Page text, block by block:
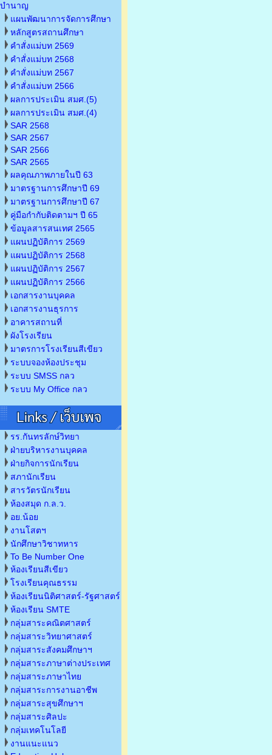
บำนาญ
แผนพัฒนาการจัดการศึกษา
หลักสูตรสถานศึกษา
คำสั่งแม่บท 2569
คำสั่งแม่บท 2568
คำสั่งแม่บท 2567
คำสั่งแม่บท 2566
ผลการประเมิน สมศ.(5)
ผลการประเมิน สมศ.(4)
SAR 2568
SAR 2567
SAR 2566
SAR 2565
ผลคุณภาพภายในปี 63
มาตรฐานการศึกษาปี 69
มาตรฐานการศึกษาปี 67
คู่มือกำกับติดตามฯ ปี 65
ข้อมูลสารสนเทศ 2565
แผนปฏิบัติการ 2569
แผนปฏิบัติการ 2568
แผนปฏิบัติการ 2567
แผนปฏิบัติการ 2566
เอกสารงานบุคคล
เอกสารงานธุรการ
อาคารสถานที่
ผังโรงเรียน
มาตรการโรงเรียนสีเขียว
ระบบจองห้องประชุม
ระบบ SMSS กลว
ระบบ My Office กลว
รร.กันทรลักษ์วิทยา
ฝ่ายบริหารงานบุคคล
ฝ่ายกิจการนักเรียน
สภานักเรียน
สารวัตรนักเรียน
ห้องสมุด ก.ล.ว.
อย.น้อย
งานโสตฯ
นักศึกษาวิชาทหาร
To Be Number One
ห้องเรียนสีเขียว
โรงเรียนคุณธรรม
ห้องเรียนนิติศาสตร์-รัฐศาสตร์
ห้องเรียน SMTE
กลุ่มสาระคณิตศาสตร์
กลุ่มสาระวิทยาศาสตร์
กลุ่มสาระสังคมศึกษาฯ
กลุ่มสาระภาษาต่างประเทศ
กลุ่มสาระภาษาไทย
กลุ่มสาระการงานอาชีพ
กลุ่มสาระสุขศึกษาฯ
กลุ่มสาระศิลปะ
กลุ่มเทคโนโลยี
งานแนะแนว